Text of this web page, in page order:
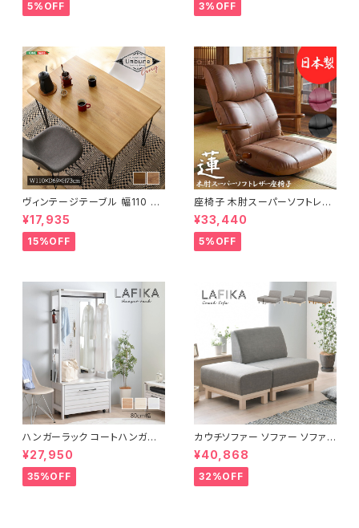
cm 完成品
5%OFF
開
3%OFF
ヴィンテージテーブル 幅110 ダ
イニングテーブル リビングテー
ブル サイドテーブル 新生活 模
様替え
¥17,935
15%OFF
座椅子 木肘スーパーソフトレザ
ー座椅子 リクライニング回転座
椅子 座椅子 父の日 敬老の日
プレゼント 完成品
¥33,440
5%OFF
ハンガーラック コートハンガー
ワードローブ フリーラック クロ
ーゼット 幅80 新生活 一人暮ら
し
¥27,950
35%OFF
カウチソファー ソファー ソファ
オットマン 1.5人掛 け新生活 一
人暮らし 完成品
¥40,868
32%OFF